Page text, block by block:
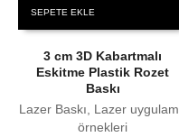
SEPETE EKLE
3 cm 3D Kabartmalı
Eskitme Plastik Rozet
Baskı
Lazer Baskı, Lazer
örnekleri